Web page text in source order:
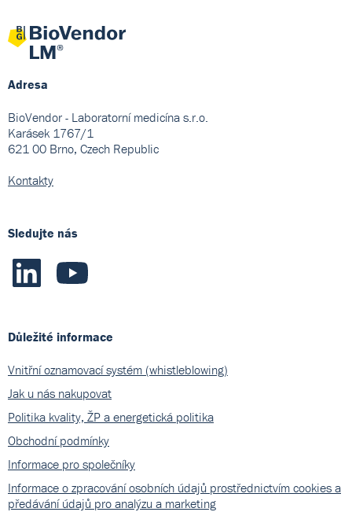
Adresa
BioVendor - Laboratorní medicína s.r.o.
Karásek 1767/1
621 00 Brno, Czech Republic
Kontakty
Sledujte nás
Důležité informace
Vnitřní oznamovací systém (whistleblowing)
Jak u nás nakupovat
Politika kvality, ŽP a energetická politika
Obchodní podmínky
Informace pro společníky
Informace o zpracování osobních údajů prostřednictvím cookies a
předávání údajů pro analýzu a marketing